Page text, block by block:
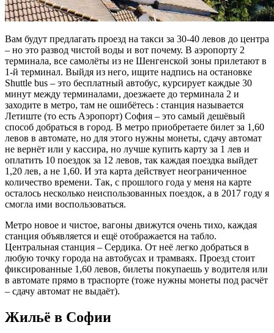
Вам будут предлагать проезд на такси за 30-40 левов до центра
– но это развод чистой воды и вот почему. В аэропорту 2
терминала, все самолёты из не Шенгенской зоны прилетают в
1-й терминал. Выйдя из него, ищите надпись на остановке
Shuttle bus – это бесплатный автобус, курсирует каждые 30
минут между терминалами, доезжаете до терминала 2 и
заходите в метро, там не ошибётесь : станция называется
Летиште (то есть Аэропорт) София – это самый дешёвый
способ добраться в город. В метро приобретаете билет за 1,60
левов в автомате, но для этого нужны монеты, сдачу автомат
не вернёт или у кассира, но лучше купить карту за 1 лев и
оплатить 10 поездок за 12 левов, так каждая поездка выйдет
1,20 лев, а не 1,60. И эта карта действует неограниченное
количество времени. Так, с прошлого года у меня на карте
осталось несколько неиспользованных поездок, а в 2017 году я
смогла ими воспользоваться.
Метро новое и чистое, вагоны движутся очень тихо, каждая
станция объявляется и ещё отображается на табло.
Центральная станция – Сердика. От неё легко добраться в
любую точку города на автобусах и трамваях. Проезд стоит
фиксированные 1,60 левов, билеты покупаешь у водителя или
в автомате прямо в траспорте (тоже нужны монеты под расчёт
– сдачу автомат не выдаёт).
Жильё в Софии